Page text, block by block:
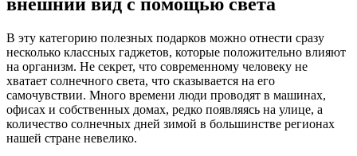
внешний вид с помощью света
В эту категорию полезных подарков можно отнести сразу
несколько классных гаджетов, которые положительно влияют
на организм. Не секрет, что современному человеку не
хватает солнечного света, что сказывается на его
самочувствии. Много времени люди проводят в машинах,
офисах и собственных домах, редко появляясь на улице, а
количество солнечных дней зимой в большинстве регионах
нашей стране невелико.